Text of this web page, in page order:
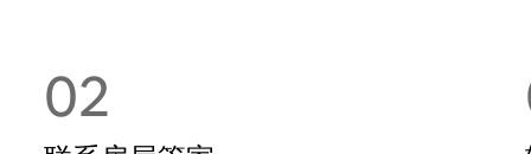
02